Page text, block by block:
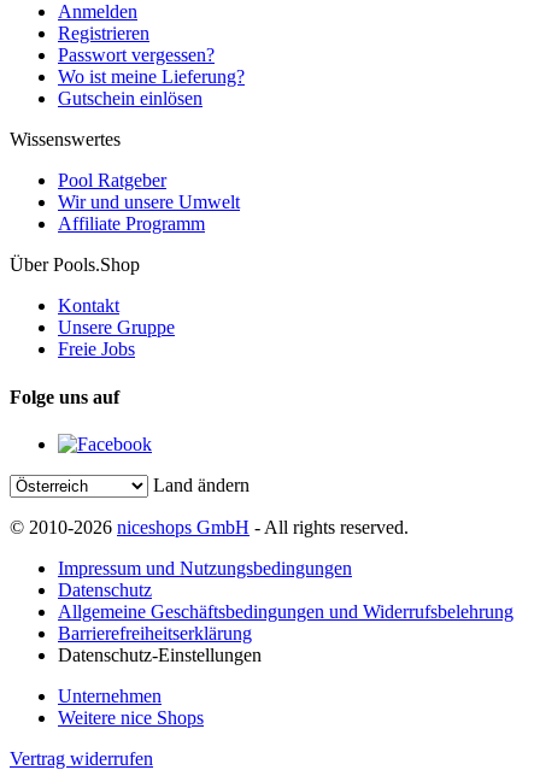
Anmelden
Registrieren
Passwort vergessen?
Wo ist meine Lieferung?
Gutschein einlösen
Wissenswertes
Pool Ratgeber
Wir und unsere Umwelt
Affiliate Programm
Über Pools.Shop
Kontakt
Unsere Gruppe
Freie Jobs
Folge uns auf
Land ändern
© 2010-2026 niceshops GmbH - All rights reserved.
Impressum und Nutzungsbedingungen
Datenschutz
Allgemeine Geschäftsbedingungen und Widerrufsbelehrung
Barrierefreiheitserklärung
Datenschutz-Einstellungen
Unternehmen
Weitere nice Shops
Vertrag widerrufen